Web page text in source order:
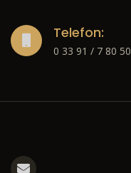
Telefon:
0 33 91 / 7 80 50